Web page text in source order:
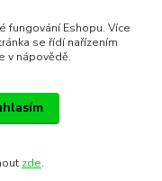
cookies
fungování Eshopu. Více
se řídí nařízením
v nápovědě.
zde.